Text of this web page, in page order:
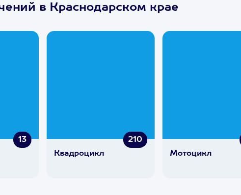
в Краснодарском крае
13
210
Квадроцикл
Мотоцикл